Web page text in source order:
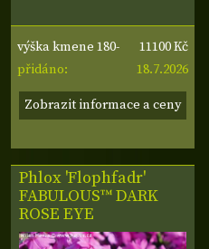
výška kmene 180-
200 cm, obvod
kmene 8-10 cm,
11100 Kč
přidáno:
18.7.2026
Zobrazit informace a ceny
Phlox 'Flophfadr'
FABULOUS™ DARK
ROSE EYE